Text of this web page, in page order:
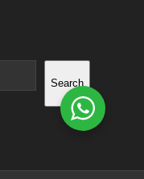
Search